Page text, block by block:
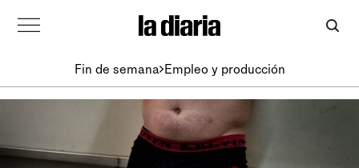
Fin de semana Empleo y producción